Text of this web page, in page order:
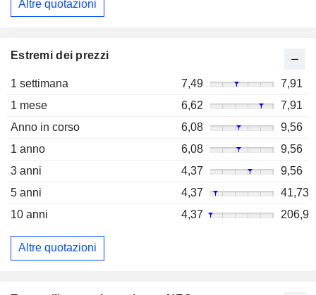
Altre quotazioni
Estremi dei prezzi
1 settimana 7,49
7,91
1 mese
6,62
7,91
Anno in corso
6,08
9,56
1 anno
6,08
9,56
3 anni
4,37
9,56
5 anni
4,37
41,73
10 anni
4,37 206,9
Altre quotazioni